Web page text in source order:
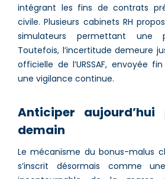
intégrant les fins de contrats
civile. Plusieurs cabinets RH
simulateurs permettant une
Toutefois, l’incertitude demeure
officielle de l’URSSAF, envoyée
une vigilance continue.
Anticiper
demain
Le mécanisme du bonus-malus
s’inscrit désormais comme